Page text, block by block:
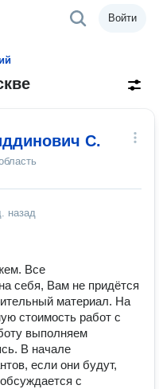
Войти
С.
назад
Все
себя, Вам не придётся
материал. На
стоимость работ с
выполняем
В начале
если они будут,
с